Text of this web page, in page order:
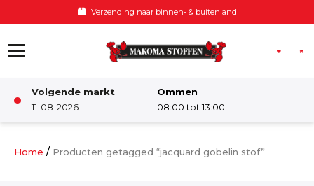
Voor 12:00 besteld, zelfde dag
Volgende markt
11-08-2026
Ommen
08:00 tot 13:00
Damesstoffen
Home / Producten getagged “jacquard gobelin stof”